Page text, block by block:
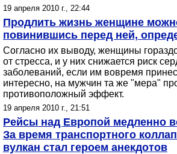
19 апреля 2010 г., 22:44
Продлить жизнь женщине
повинившись перед ней,
Согласно их выводу, женщины
от стресса, и у них снижается риск
заболеваний, если им вовремя
интересно, на мужчин та же "мера"
противоположный эффект.
19 апреля 2010 г., 21:51
Рейсы над Европой медленно
За время транспортного
вулкан стал героем анекдотов